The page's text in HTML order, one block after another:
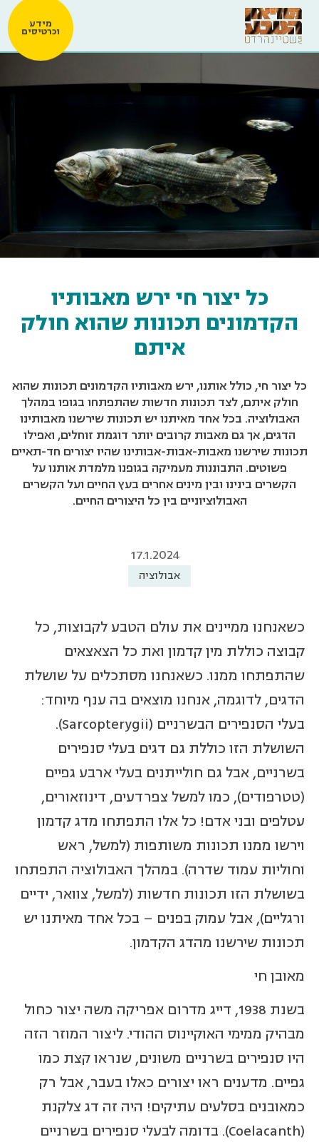
מידע
וכרטיסים
כל יצור חי ירש מאבותיו
הקדמונים תכונות שהוא חולק
איתם
כל יצור חי, כולל אותנו, ירש מאבותיו הקדמונים תכונות שהוא
חולק איתם, לצד תכונות חדשות שהתפתחו בגופו במהלך
האבולוציה. בכל אחד מאיתנו יש תכונות שירשנו מאבותינו
הדגים, אך גם מאבות קרובים יותר דוגמת זוחלים, ואפילו
תכונות שירשנו מאבות-אבות-אבותינו שהיו יצורים חד-תאיים
פשוטים. התבוננות מעמיקה בגופנו מלמדת אותנו על
הקשרים בינינו ובין מינים אחרים בעץ החיים ועל הקשרים
האבולוציוניים בין כל היצורים החיים.
17.1.2024
אבולוציה
כשאנחנו ממיינים את עולם הטבע לקבוצות, כל
קבוצה כוללת מין קדמון ואת כל הצאצאים
שהתפתחו ממנו. כשאנחנו מסתכלים על שושלת
הדגים, לדוגמה, אנחנו מוצאים בה ענף מיוחד:
בעלי הסנפירים הבשרניים (Sarcopterygii).
השושלת הזו כוללת גם דגים בעלי סנפירים
בשרניים, אבל גם חולייתנים בעלי ארבע גפיים
(טטרפודים), כמו למשל צפרדעים, דינוזאורים,
עטלפים ובני אדם! כל אלו התפתחו מדג קדמון
וירשו ממנו תכונות משותפות (למשל, ראש
וחוליות עמוד שדרה). במהלך האבולוציה התפתחו
בשושלת הזו תכונות חדשות (למשל, צוואר, ידיים
ורגליים), אבל עמוק בפנים – בכל אחד מאיתנו יש
תכונות שירשנו מהדג הקדמון.
מאובן חי
בשנת 1938, דייג מדרום אפריקה משה יצור כחול
מבהיק ממימי האוקיינוס ההודי. ליצור המוזר הזה
היו סנפירים בשרניים משונים, שנראו קצת כמו
גפיים. מדענים ראו יצורים כאלו בעבר, אבל רק
כמאובנים בסלעים עתיקים! היה זה דג צלקנת
(Coelacanth). בדומה לבעלי סנפירים בשרניים